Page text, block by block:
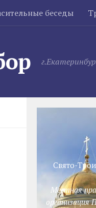
беседы
Свято-
Местная
организация